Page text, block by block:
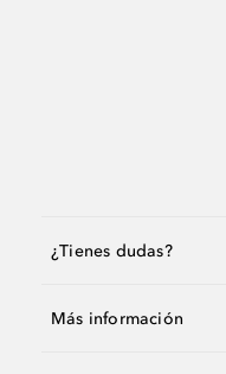
¿Tienes dudas?
Más información